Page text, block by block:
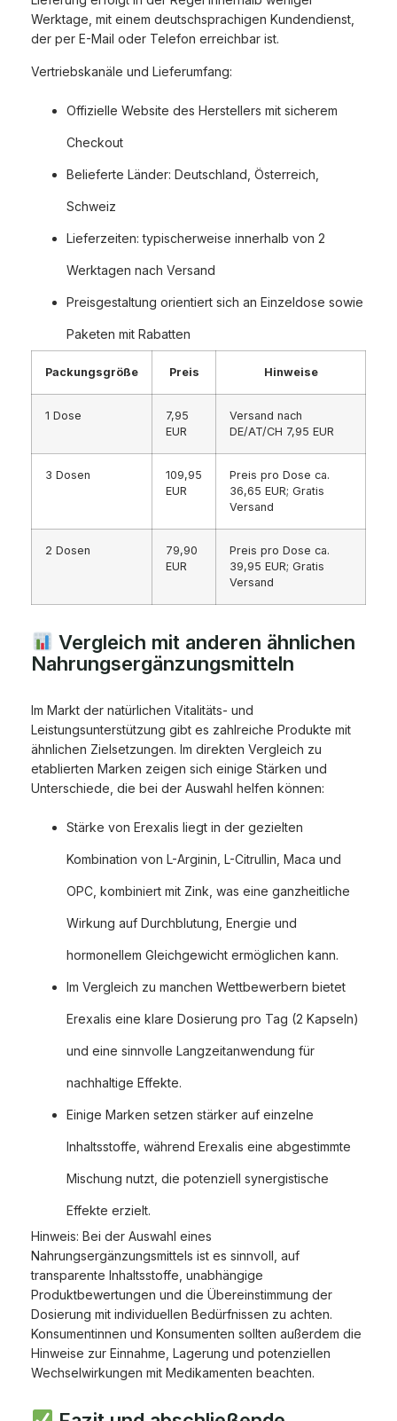
Werktage, mit einem deutschsprachigen Kundendienst,
der per E-Mail oder Telefon erreichbar ist.
Vertriebskanäle und Lieferumfang:
Offizielle Website des Herstellers mit sicherem
Checkout
Belieferte Länder: Deutschland, Österreich,
Schweiz
Lieferzeiten: typischerweise innerhalb von 2
Werktagen nach Versand
Preisgestaltung orientiert sich an Einzeldose sowie
Paketen mit Rabatten
Packungsgröße Preis Hinweise
1 Dose
7,95
EUR
Versand nach
DE/AT/CH 7,95 EUR
3 Dosen
109,95
EUR
Preis pro Dose ca.
36,65 EUR; Gratis
Versand
2 Dosen
79,90
EUR
Preis pro Dose ca.
39,95 EUR; Gratis
Versand
Vergleich mit anderen ähnlichen
Nahrungsergänzungsmitteln
Im Markt der natürlichen Vitalitäts- und
Leistungsunterstützung gibt es zahlreiche Produkte mit
ähnlichen Zielsetzungen. Im direkten Vergleich zu
etablierten Marken zeigen sich einige Stärken und
Unterschiede, die bei der Auswahl helfen können:
Stärke von Erexalis liegt in der gezielten
Kombination von L-Arginin, L-Citrullin, Maca und
OPC, kombiniert mit Zink, was eine ganzheitliche
Wirkung auf Durchblutung, Energie und
hormonellem Gleichgewicht ermöglichen kann.
Im Vergleich zu manchen Wettbewerbern bietet
Erexalis eine klare Dosierung pro Tag (2 Kapseln)
und eine sinnvolle Langzeitanwendung für
nachhaltige Effekte.
Einige Marken setzen stärker auf einzelne
Inhaltsstoffe, während Erexalis eine abgestimmte
Mischung nutzt, die potenziell synergistische
Effekte erzielt.
Hinweis: Bei der Auswahl eines
Nahrungsergänzungsmittels ist es sinnvoll, auf
transparente Inhaltsstoffe, unabhängige
Produktbewertungen und die Übereinstimmung der
Dosierung mit individuellen Bedürfnissen zu achten.
Konsumentinnen und Konsumenten sollten außerdem die
Hinweise zur Einnahme, Lagerung und potenziellen
Wechselwirkungen mit Medikamenten beachten.